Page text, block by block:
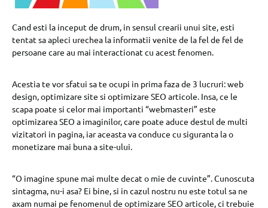
Cand esti la inceput de drum, in sensul crearii unui site, esti
tentat sa apleci urechea la informatii venite de la fel de fel de
persoane care au mai interactionat cu acest fenomen.
Acestia te vor sfatui sa te ocupi in prima faza de 3 lucruri: web
design, optimizare site si optimizare SEO articole. Insa, ce le
scapa poate si celor mai importanti “webmasteri” este
optimizarea SEO a imaginilor, care poate aduce destul de multi
vizitatori in pagina, iar aceasta va conduce cu siguranta la o
monetizare mai buna a site-ului.
“O imagine spune mai multe decat o mie de cuvinte”. Cunoscuta
sintagma, nu-i asa? Ei bine, si in cazul nostru nu este totul sa ne
axam numai pe fenomenul de optimizare SEO articole, ci trebuie